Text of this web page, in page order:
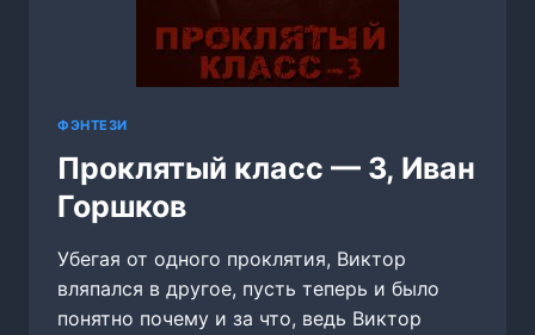
ФЭНТЕЗИ
Проклятый класс — 3, Иван
Горшков
Убегая от одного проклятия, Виктор
вляпался в другое, пусть теперь и было
понятно почему и за что, ведь Виктор